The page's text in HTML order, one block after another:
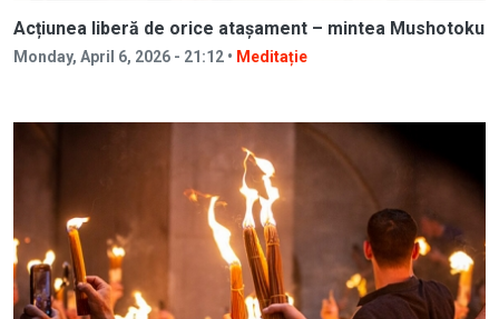
Acțiunea liberă de orice atașament – mintea Mushotoku
Monday, April 6, 2026 - 21:12 • Meditație